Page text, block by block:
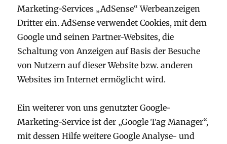
Marketing-Services „AdSense“ Werbeanzeigen
Dritter ein. AdSense verwendet Cookies, mit dem
Google und seinen Partner-Websites, die
Schaltung von Anzeigen auf Basis der Besuche
von Nutzern auf dieser Website bzw. anderen
Websites im Internet ermöglicht wird.
Ein weiterer von uns genutzter Google-
Marketing-Service ist der „Google Tag Manager“,
mit dessen Hilfe weitere Google Analyse- und